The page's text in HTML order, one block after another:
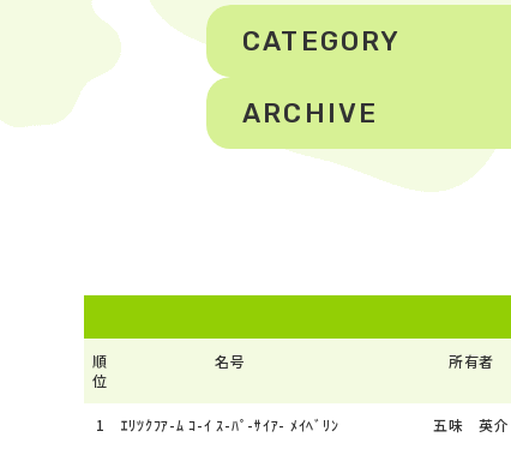
CATEGORY
ARCHIVE
順
位
名号 所有者
1 ｴﾘﾂｸﾌｱ-ﾑ ｺ-ｲ ｽ-ﾊﾟ-ｻｲｱ- ﾒｲﾍﾞﾘﾝ 五味 英介